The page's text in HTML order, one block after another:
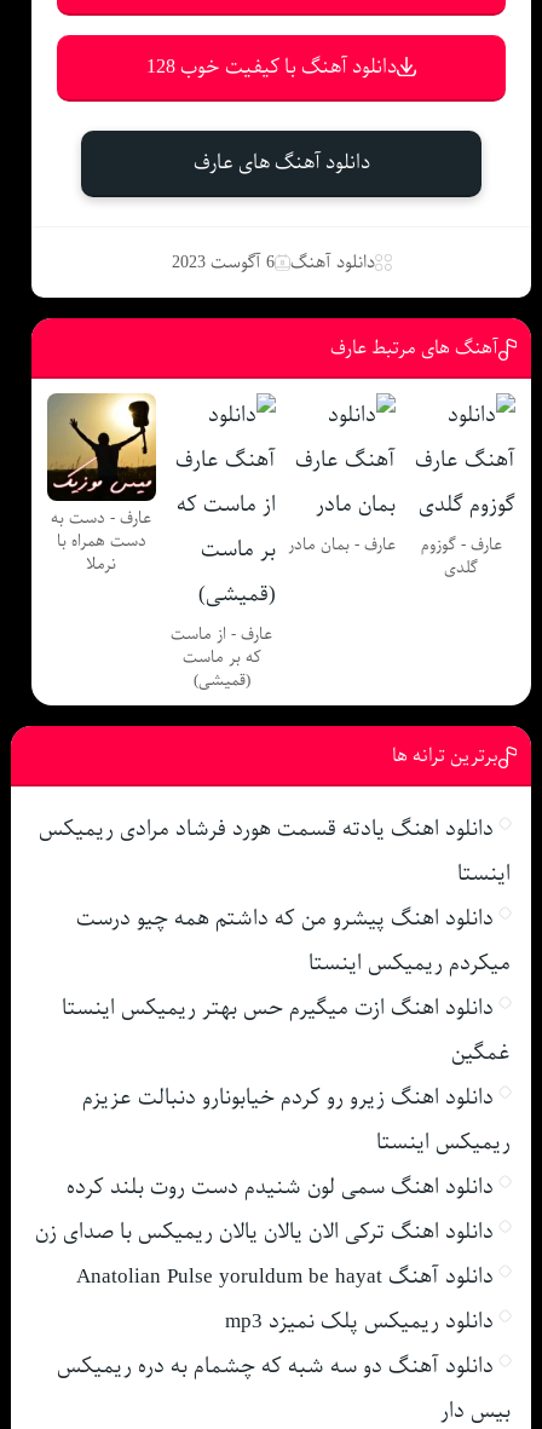
دانلود آهنگ با کیفیت خوب 128
دانلود آهنگ های عارف
دانلود آهنگ 6 آگوست 2023
آهنگ های مرتبط عارف
عارف - گوزوم
گلدی
عارف - بمان مادر
عارف - از ماست
که بر ماست
(قمیشی)
عارف - دست به
دست همراه با
نرملا
برترین ترانه ها
دانلود اهنگ یادته قسمت هورد فرشاد مرادی ریمیکس
اینستا
دانلود اهنگ پیشرو من که داشتم همه چیو درست
میکردم ریمیکس اینستا
دانلود اهنگ ازت میگیرم حس بهتر ریمیکس اینستا
غمگین
دانلود اهنگ زیرو رو کردم خیابونارو دنبالت عزیزم
ریمیکس اینستا
دانلود اهنگ سمی لون شنیدم دست روت بلند کرده
دانلود اهنگ ترکی الان یالان یالان ریمیکس با صدای زن
دانلود آهنگ Anatolian Pulse yoruldum be hayat
دانلود ریمیکس پلک نمیزد mp3
دانلود آهنگ دو سه شبه که چشمام به دره ریمیکس
بیس دار